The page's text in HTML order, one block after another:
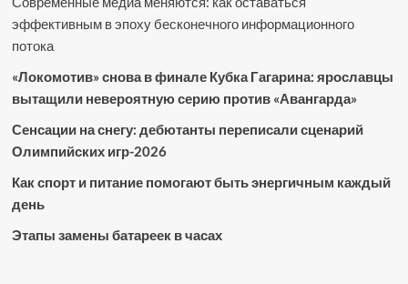
эффективным в эпоху бесконечного информационного
потока
«Локомотив» снова в финале Кубка Гагарина: ярославцы
вытащили невероятную серию против «Авангарда»
Сенсации на снегу: дебютанты переписали сценарий
Олимпийских игр-2026
Как спорт и питание помогают быть энергичным каждый
день
Этапы замены батареек в часах